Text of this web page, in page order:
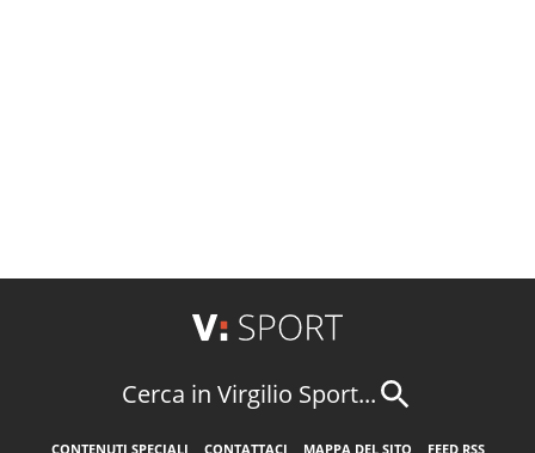
Cerca in Virgilio Sport...
CONTENUTI SPECIALI CONTATTACI MAPPA DEL SITO FEED RSS